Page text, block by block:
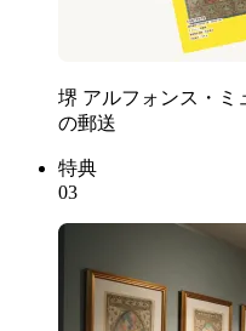
堺 アルフォンス・ミ
の郵送
特典
03